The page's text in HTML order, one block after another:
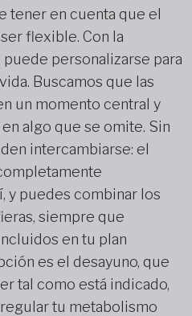
tener en cuenta que el
flexible. Con la
personalizarse para
Buscamos que las
un momento central y
algo que se omite. Sin
intercambiarse: el
y puedes combinar los
siempre que
en tu plan
es el desayuno, que
tal como está indicado,
tu metabolismo